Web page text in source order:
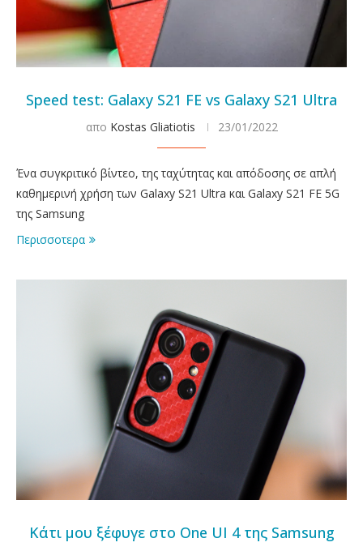
Speed test: Galaxy S21 FE vs Galaxy S21 Ultra
απο Kostas Gliatiotis 23/01/2022
Ένα συγκριτικό βίντεο, της ταχύτητας και απόδοσης σε απλή
καθημερινή χρήση των Galaxy S21 Ultra και Galaxy S21 FE 5G
της Samsung
Περισσοτερα
Κάτι μου ξέφυγε στο One UI 4 της Samsung